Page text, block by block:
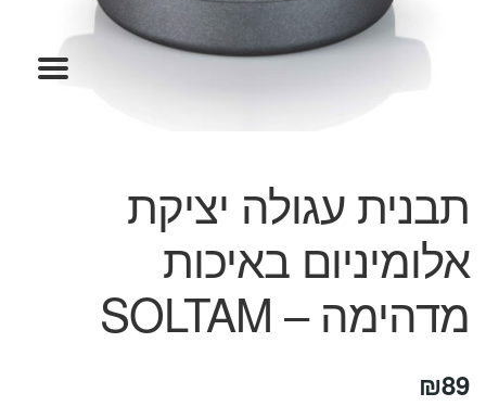
קפה ותה
כלי בית
מתנות למטבח
מתכונים שלכם
מאמרים
תשלום
תבנית עגולה יציקת
אלומיניום באיכות
מדהימה – SOLTAM
₪89